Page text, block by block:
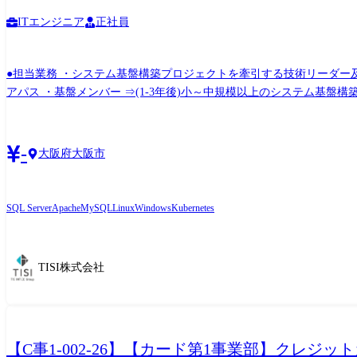
ITエンジニア 正社員
●担当業務 ・システム基盤構築プロジェクトを牽引する技術リーダー
アパス ・基盤メンバー ⇒(1-3年後)小～中規模以上のシステム基盤構築案件のプロジェクトを牽引するリーダー役割 ⇒(5年後)中規模以上のシステム基盤構築案件のPM、社内外のアライアン
- 大阪府大阪市
SQL ServerApacheMySQLLinuxWindowsKubernetes
TISI株式会社
【C事1-002-26】【カード第1事業部】クレジッ